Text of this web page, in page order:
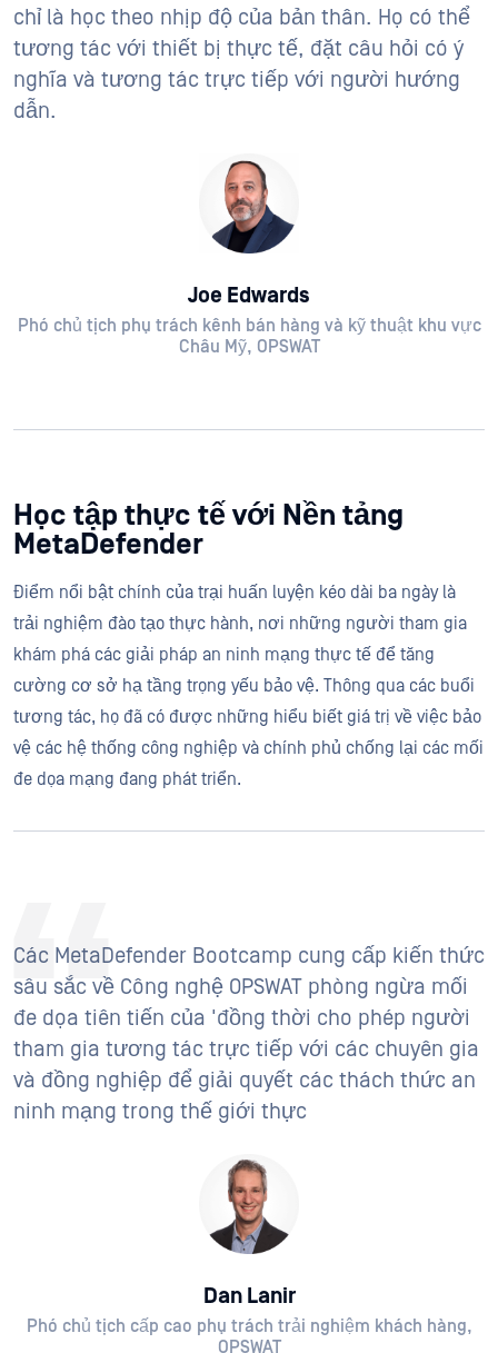
chỉ là học theo nhịp độ của bản thân. Họ có thể
tương tác với thiết bị thực tế, đặt câu hỏi có ý
nghĩa và tương tác trực tiếp với người hướng
dẫn.
Joe Edwards
Phó chủ tịch phụ trách kênh bán hàng và kỹ thuật khu vực
Châu Mỹ, OPSWAT
Học tập thực tế với Nền tảng
MetaDefender
Điểm nổi bật chính của trại huấn luyện kéo dài ba ngày là
trải nghiệm đào tạo thực hành, nơi những người tham gia
khám phá các giải pháp an ninh mạng thực tế để tăng
cường cơ sở hạ tầng trọng yếu bảo vệ. Thông qua các buổi
tương tác, họ đã có được những hiểu biết giá trị về việc bảo
vệ các hệ thống công nghiệp và chính phủ chống lại các mối
đe dọa mạng đang phát triển.
Các MetaDefender Bootcamp cung cấp kiến thức
sâu sắc về Công nghệ OPSWAT phòng ngừa mối
đe dọa tiên tiến của 'đồng thời cho phép người
tham gia tương tác trực tiếp với các chuyên gia
và đồng nghiệp để giải quyết các thách thức an
ninh mạng trong thế giới thực
Dan Lanir
Phó chủ tịch cấp cao phụ trách trải nghiệm khách hàng,
OPSWAT